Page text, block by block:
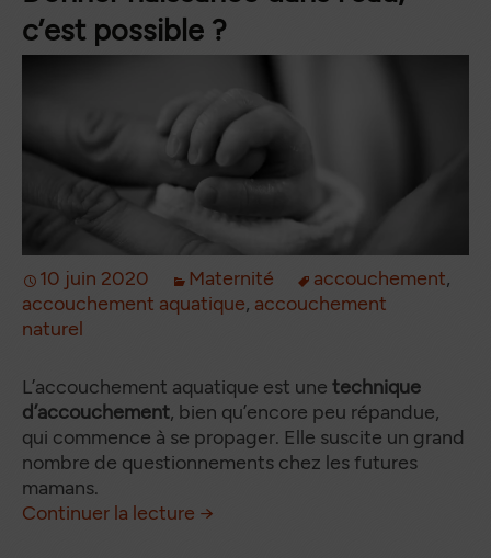
c’est possible ?
10 juin 2020 Maternité accouchement,
accouchement aquatique, accouchement
naturel
L’accouchement aquatique est une technique
d’accouchement, bien qu’encore peu répandue,
qui commence à se propager. Elle suscite un grand
nombre de questionnements chez les futures
mamans.
Continuer la lecture de
→